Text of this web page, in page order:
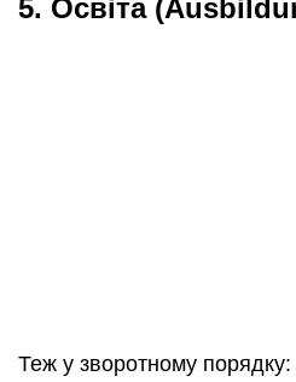
5. Освіта
Теж у зворотному порядку: